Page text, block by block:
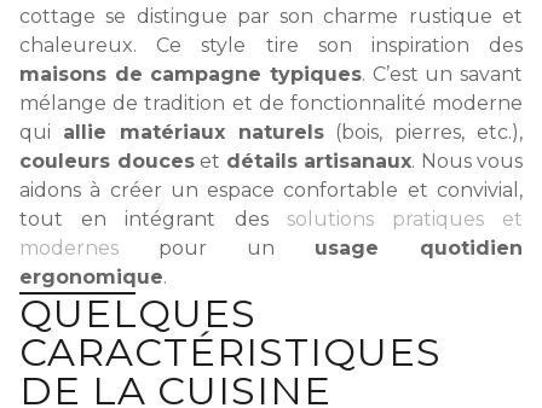
cottage se distingue par son charme rustique et
chaleureux. Ce style tire son inspiration des
maisons de campagne typiques. C’est un savant
mélange de tradition et de fonctionnalité moderne
qui allie matériaux naturels(bois, pierres, etc.),
couleurs douceset détails artisanaux. Nous vous
aidons à créer un espace confortable et convivial,
tout en intégrant des solutions pratiques et
modernes pour un usage quotidien
ergonomique.
QUELQUES
CARACTÉRISTIQUES
DE LA CUISINE